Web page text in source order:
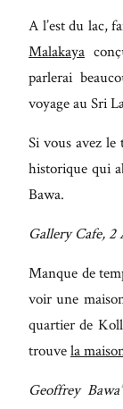
A l’est du lac,
Malakaya
parlerai
voyage au Sri
Si vous avez
historique qui
Bawa.
Gallery Cafe,
Manque de
voir une
quartier de
trouvela
Geoffrey